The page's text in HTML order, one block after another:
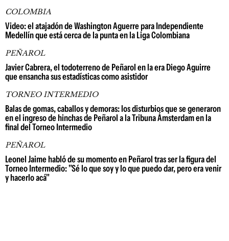
COLOMBIA
Video: el atajadón de Washington Aguerre para Independiente
Medellín que está cerca de la punta en la Liga Colombiana
PEÑAROL
Javier Cabrera, el todoterreno de Peñarol en la era Diego Aguirre
que ensancha sus estadísticas como asistidor
TORNEO INTERMEDIO
Balas de gomas, caballos y demoras: los disturbios que se generaron
en el ingreso de hinchas de Peñarol a la Tribuna Ámsterdam en la
final del Torneo Intermedio
PEÑAROL
Leonel Jaime habló de su momento en Peñarol tras ser la figura del
Torneo Intermedio: "Sé lo que soy y lo que puedo dar, pero era venir
y hacerlo acá"